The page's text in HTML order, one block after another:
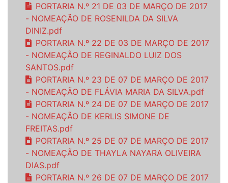
PORTARIA N.º 21 DE 03 DE MARÇO DE 2017
- NOMEAÇÃO DE ROSENILDA DA SILVA
DINIZ.pdf
PORTARIA N.º 22 DE 03 DE MARÇO DE 2017
- NOMEAÇÃO DE REGINALDO LUIZ DOS
SANTOS.pdf
PORTARIA N.º 23 DE 07 DE MARÇO DE 2017
- NOMEAÇÃO DE FLÁVIA MARIA DA SILVA.pdf
PORTARIA N.º 24 DE 07 DE MARÇO DE 2017
- NOMEAÇÃO DE KERLIS SIMONE DE
FREITAS.pdf
PORTARIA N.º 25 DE 07 DE MARÇO DE 2017
- NOMEAÇÃO DE THAYLA NAYARA OLIVEIRA
DIAS.pdf
PORTARIA N.º 26 DE 07 DE MARÇO DE 2017